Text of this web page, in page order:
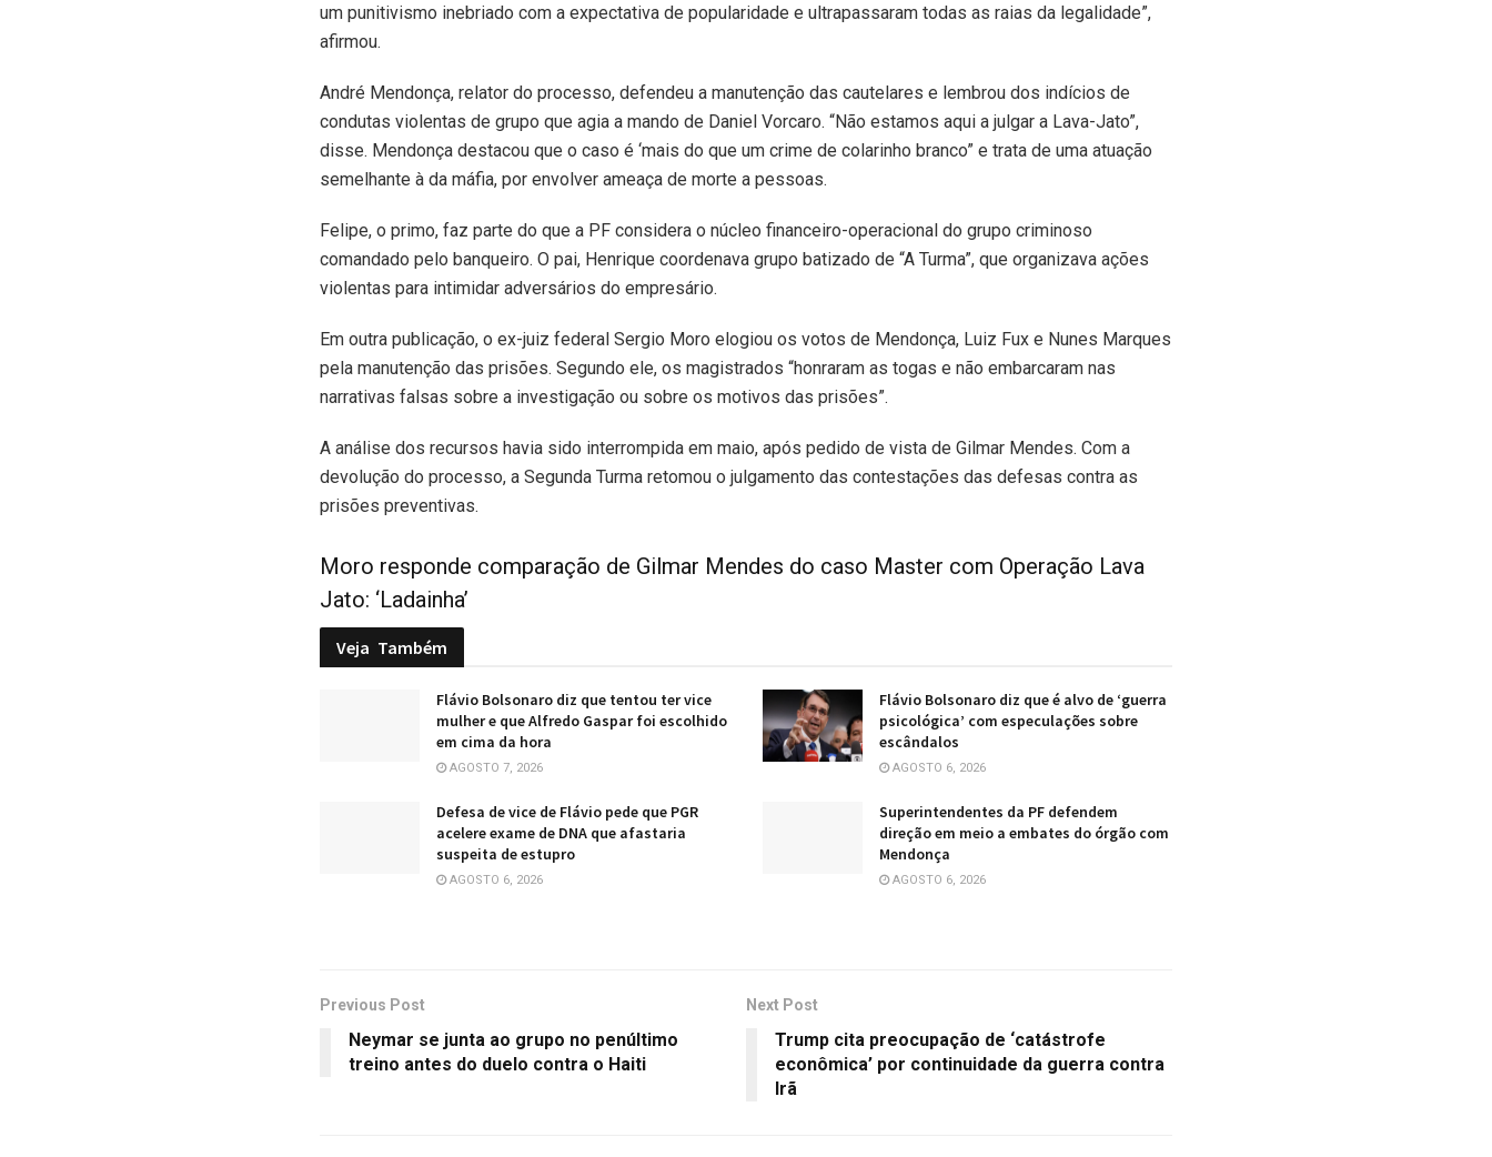
um punitivismo inebriado com a expectativa de popularidade e ultrapassaram todas as raias da legalidade”,
afirmou.
André Mendonça, relator do processo, defendeu a manutenção das cautelares e lembrou dos indícios de
condutas violentas de grupo que agia a mando de Daniel Vorcaro. “Não estamos aqui a julgar a Lava-Jato”,
disse. Mendonça destacou que o caso é ‘mais do que um crime de colarinho branco” e trata de uma atuação
semelhante à da máfia, por envolver ameaça de morte a pessoas.
Felipe, o primo, faz parte do que a PF considera o núcleo financeiro-operacional do grupo criminoso
comandado pelo banqueiro. O pai, Henrique coordenava grupo batizado de “A Turma”, que organizava ações
violentas para intimidar adversários do empresário.
Em outra publicação, o ex-juiz federal Sergio Moro elogiou os votos de Mendonça, Luiz Fux e Nunes Marques
pela manutenção das prisões. Segundo ele, os magistrados “honraram as togas e não embarcaram nas
narrativas falsas sobre a investigação ou sobre os motivos das prisões”.
A análise dos recursos havia sido interrompida em maio, após pedido de vista de Gilmar Mendes. Com a
devolução do processo, a Segunda Turma retomou o julgamento das contestações das defesas contra as
prisões preventivas.
Moro responde comparação de Gilmar Mendes do caso Master com Operação Lava
Jato: ‘Ladainha’
Veja Também
Flávio Bolsonaro diz que tentou ter vice
mulher e que Alfredo Gaspar foi escolhido
em cima da hora
AGOSTO 7, 2026
Flávio Bolsonaro diz que é alvo de ‘guerra
psicológica’ com especulações sobre
escândalos
AGOSTO 6, 2026
Defesa de vice de Flávio pede que PGR
acelere exame de DNA que afastaria
suspeita de estupro
AGOSTO 6, 2026
Superintendentes da PF defendem
direção em meio a embates do órgão com
Mendonça
AGOSTO 6, 2026
Previous Post
Neymar se junta ao grupo no penúltimo
treino antes do duelo contra o Haiti
Next Post
Trump cita preocupação de ‘catástrofe
econômica’ por continuidade da guerra contra
Irã